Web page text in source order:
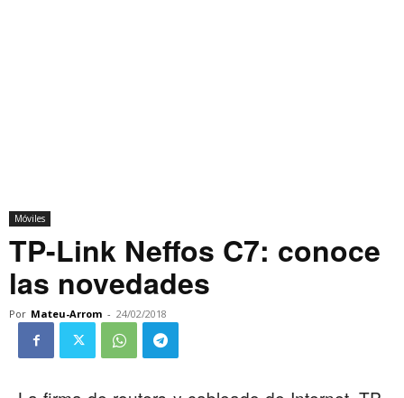
Móviles
TP-Link Neffos C7: conoce
las novedades
Por Mateu-Arrom - 24/02/2018